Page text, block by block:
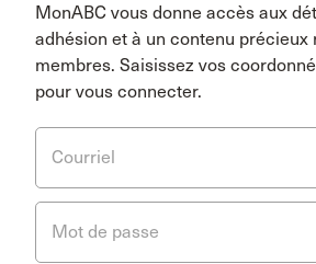
MonABC vous donne accès aux
adhésion et à un contenu précieux
membres. Saisissez vos
pour vous connecter.
Courriel
Mot de passe